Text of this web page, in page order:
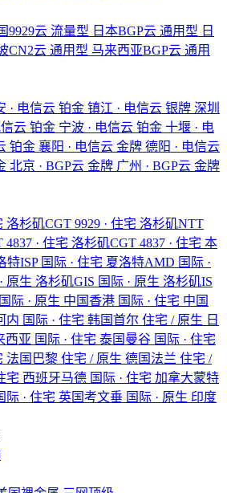
9929云 流量型 日本BGP云 通用型 日
CN2云 通用型 马来西亚BGP云 通用
· 电信云 铂金 镇江 · 电信云 银牌 深圳
云 铂金 宁波 · 电信云 铂金 十堰 · 电
铂金 襄阳 · 电信云 金牌 德阳 · 电信云
北京 · BGP云 金牌 广州 · BGP云 金牌
洛杉矶CGT 9929 · 住宅 洛杉矶NTT
4837 · 住宅 洛杉矶CGT 4837 · 住宅 本
特ISP 国际 · 住宅 夏洛特AMD 国际 ·
原生 洛杉矶GIS 国际 · 原生 洛杉矶IS
国际 · 原生 中国香港 国际 · 住宅 中国
内 国际 · 住宅 韩国首尔 住宅 / 原生 日
西亚 国际 · 住宅 泰国曼谷 国际 · 住宅
法国巴黎 住宅 / 原生 德国法兰 住宅 /
宅 西班牙马德 国际 · 住宅 加拿大蒙特
际 · 住宅 英国考文垂 国际 · 原生 印度